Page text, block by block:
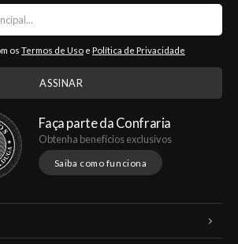
os Termos de Uso e Política de Privacidade
Faça parte da Confraria
Obtenha benefícios exclusivos
Saiba como funciona